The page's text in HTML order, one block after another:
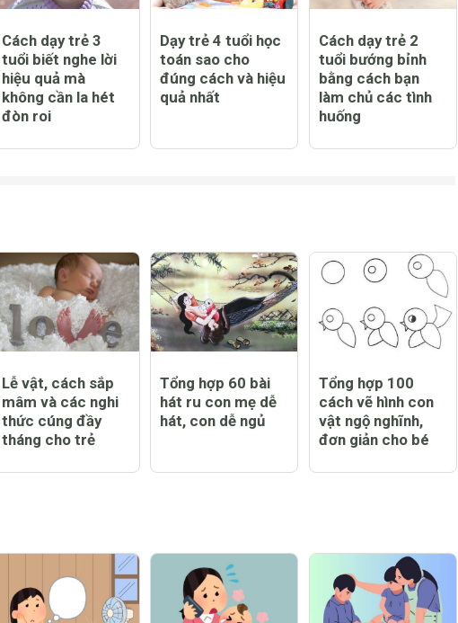
Cách dạy trẻ 3
hiệu quả mà
đúng cách và hiệu
Cách dạy trẻ 2
bằng cách bạn